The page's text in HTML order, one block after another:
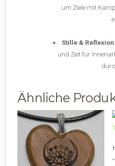
um Ziele mit
Stille & Reflexion:
und Zeit für
Ähnliche